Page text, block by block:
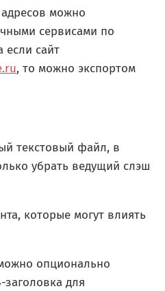
можно
сервисами по
если сайт
, то можно экспортом
текстовый файл, в
убрать ведущий слэш
которые могут влиять
опционально
заголовка для